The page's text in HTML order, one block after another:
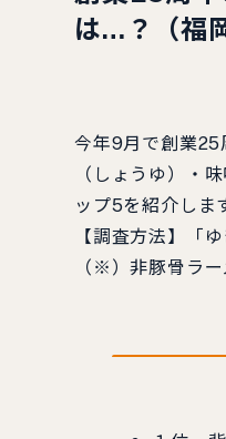
は…？（福
今年9月で創業25
（しょうゆ）・
ップ5を紹介しま
【調査方法】「
（※）非豚骨ラ